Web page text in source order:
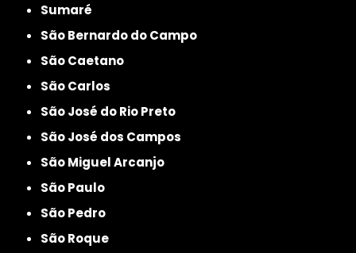
Sumaré
São Bernardo do Campo
São Caetano
São Carlos
São José do Rio Preto
São José dos Campos
São Miguel Arcanjo
São Paulo
São Pedro
São Roque